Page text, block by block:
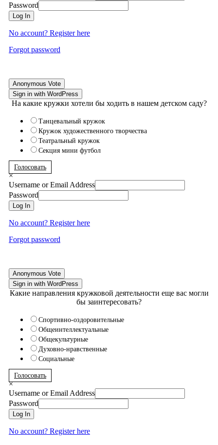
Password
Log In
No account? Register here
Forgot password
Anonymous Vote
Sign in with WordPress
На какие кружки хотели бы ходить в нашем детском саду?
Танцевальный кружок
Кружок художественного творчества
Театральный кружок
Секция мини футбол
Голосовать
×
Username or Email Address
Password
Log In
No account? Register here
Forgot password
Anonymous Vote
Sign in with WordPress
Какие направления кружковой деятельности еще вас могли
бы заинтересовать?
Спортивно-оздоровительные
Общеинтеллектуальные
Общекультурные
Духовно-нравственные
Социальные
Голосовать
×
Username or Email Address
Password
Log In
No account? Register here